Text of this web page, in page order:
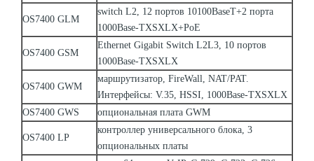
OS7400 GLM
switch L2, 12 портов 10100BaseT+2 порта
1000Base-TXSXLX+PoE
OS7400 GSM
Ethernet Gigabit Switch L2L3, 10 портов
1000Base-TXSXLX
OS7400 GWM
маршрутизатор, FireWall, NAT/PAT.
Интерфейсы: V.35, HSSI, 1000Base-TXSXLX
OS7400 GWS
опциональная плата GWM
OS7400 LP
контроллер универсального блока, 3
опциональных платы